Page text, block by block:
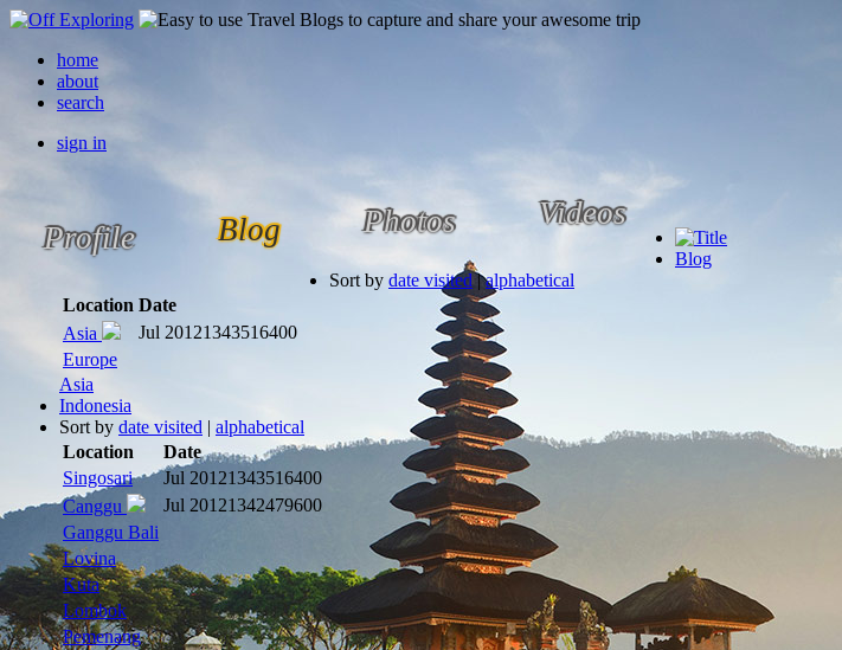
home
about
search
sign in
Profile Blog Photos Videos
Blog
Sort by date visited | alphabetical
Location Date
Asia
Jul 20121343516400
Europe
Asia
Indonesia
Sort by date visited | alphabetical
Location
Date
Singosari
Jul 20121343516400
Canggu
Jul 20121342479600
Ganggu Bali
Lovina
Kuta
Lombok
Pemenang